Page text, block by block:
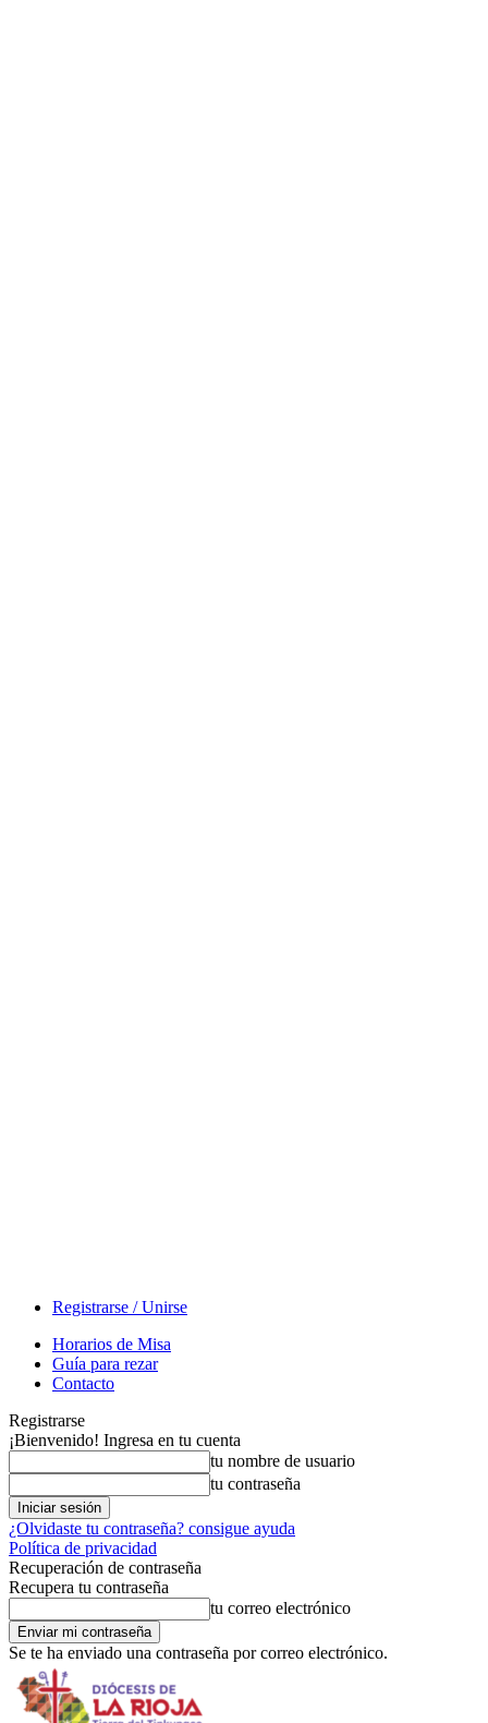
Registrarse / Unirse
Horarios de Misa
Guía para rezar
Contacto
Registrarse
¡Bienvenido! Ingresa en tu cuenta
tu nombre de usuario
tu contraseña
¿Olvidaste tu contraseña? consigue ayuda
Política de privacidad
Recuperación de contraseña
Recupera tu contraseña
tu correo electrónico
Se te ha enviado una contraseña por correo electrónico.